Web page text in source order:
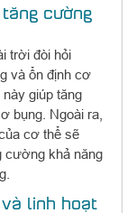
cường
trời đòi hỏi
và ổn định cơ
giúp tăng
bụng. Ngoài ra,
cơ thể sẽ
cường khả năng
linh hoạt